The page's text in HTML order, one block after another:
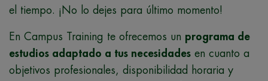
el tiempo. ¡No lo dejes para último momento!
En Campus Training te ofrecemos un programa de
estudios adaptado a tus necesidades en cuanto a
objetivos profesionales, disponibilidad horaria y